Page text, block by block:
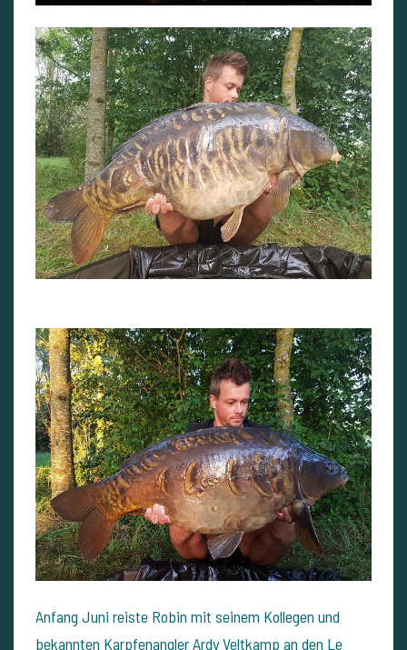
Anfang Juni reiste Robin mit seinem Kollegen und
bekannten Karpfenangler Ardy Veltkamp an den Le